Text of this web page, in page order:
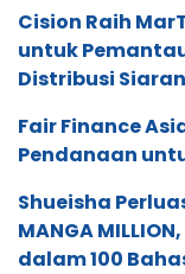
Cision Raih
untuk
Distribusi Siaran
Fair Finance
Pendanaan
Shueisha
MANGA
dalam 100